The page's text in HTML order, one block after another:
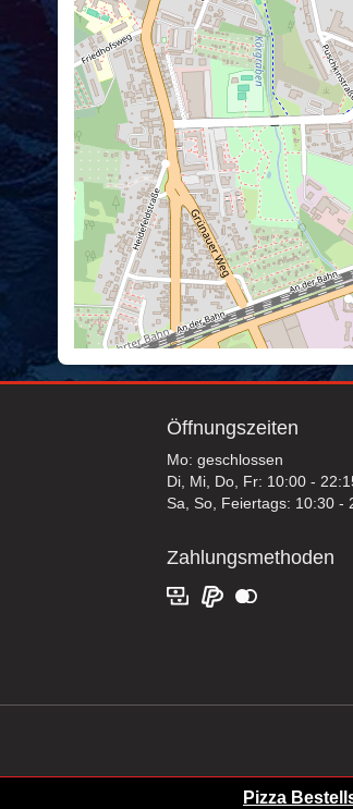
Öffnungszeiten
Mo: geschlossen
Di, Mi, Do, Fr: 10:00 -
Sa, So, Feiertags: 10:30 -
Zahlungsmethoden
Pizza